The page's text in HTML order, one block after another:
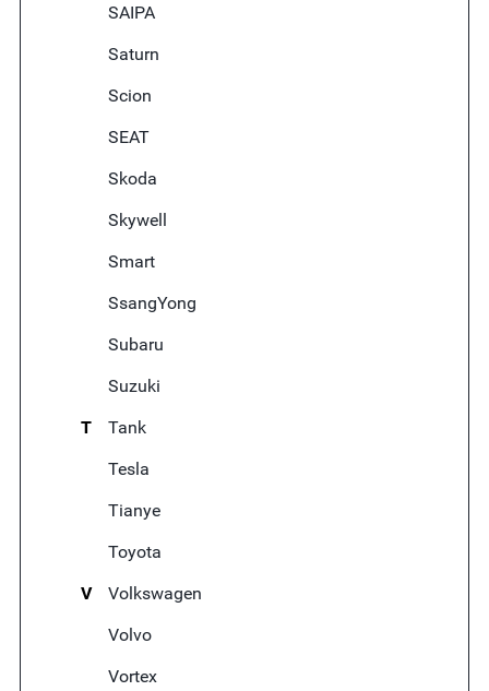
SAIPA
Saturn
Scion
SEAT
Skoda
Skywell
Smart
SsangYong
Subaru
Suzuki
T
Tank
Tesla
Tianye
Toyota
V
Volkswagen
Volvo
Vortex